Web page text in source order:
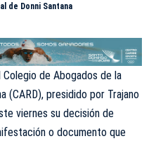
de Donni Santana
Colegio de Abogados de la
(CARD), presidido por Trajano
viernes su decisión de
o documento que